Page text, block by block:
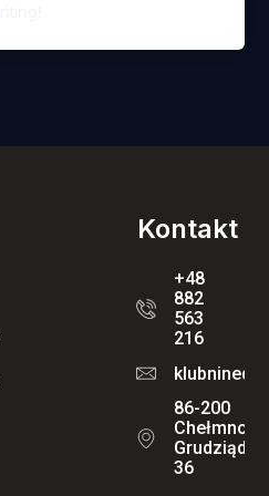
Kontakt
+48
882
563
216
86-200
Chełmno,
36